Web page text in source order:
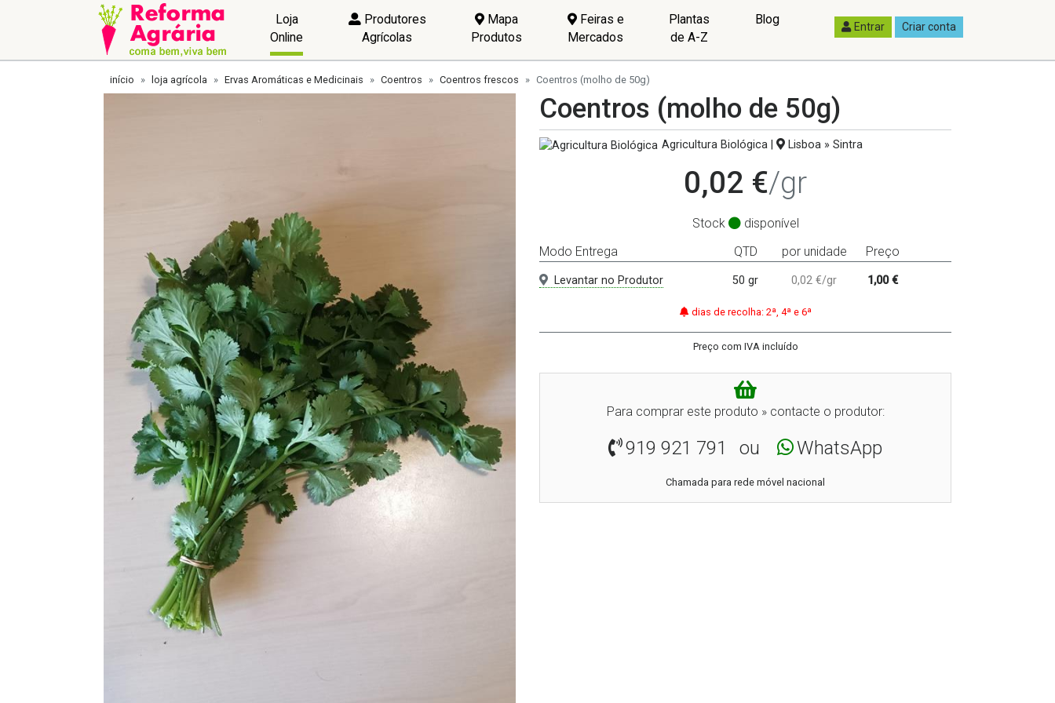
Loja
Online
Produtores
Agrícolas
Mapa
Produtos
Feiras e
Mercados
Plantas
de A-Z
Blog Entrar Criar conta
início loja agrícola Ervas Aromáticas e Medicinais Coentros Coentros frescos Coentros (molho de 50g)
Coentros (molho de 50g)
Agricultura Biológica| Lisboa » Sintra
0,02 €/gr
Stock
disponível
Modo Entrega
QTD por unidade Preço
Levantar no Produtor 50 gr 0,02 €/gr 1,00 €
dias de recolha: 2ª, 4ª e 6ª
Preço com IVA incluído
Para comprar este produto » contacte o produtor:
919 921 791 ou WhatsApp
Chamada para rede móvel nacional